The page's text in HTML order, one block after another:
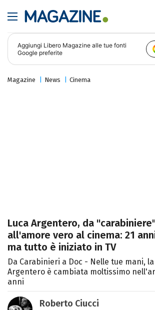
Aggiungi Libero Magazine alle tue fonti
Google preferite
Magazine News Cinema
Luca Argentero, da
all'amore vero al cinema: 21
ma tutto è iniziato in TV
Da Carabinieri a Doc - Nelle tue mani,
Argentero è cambiata moltissimo
anni
Roberto Ciucci